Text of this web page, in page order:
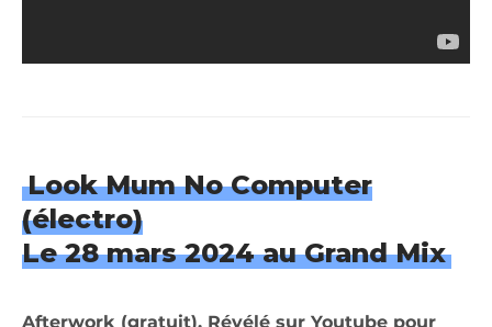
Look Mum No Computer
(électro)
Le 28 mars 2024 au Grand Mix
Afterwork (gratuit). Révélé sur Youtube pour